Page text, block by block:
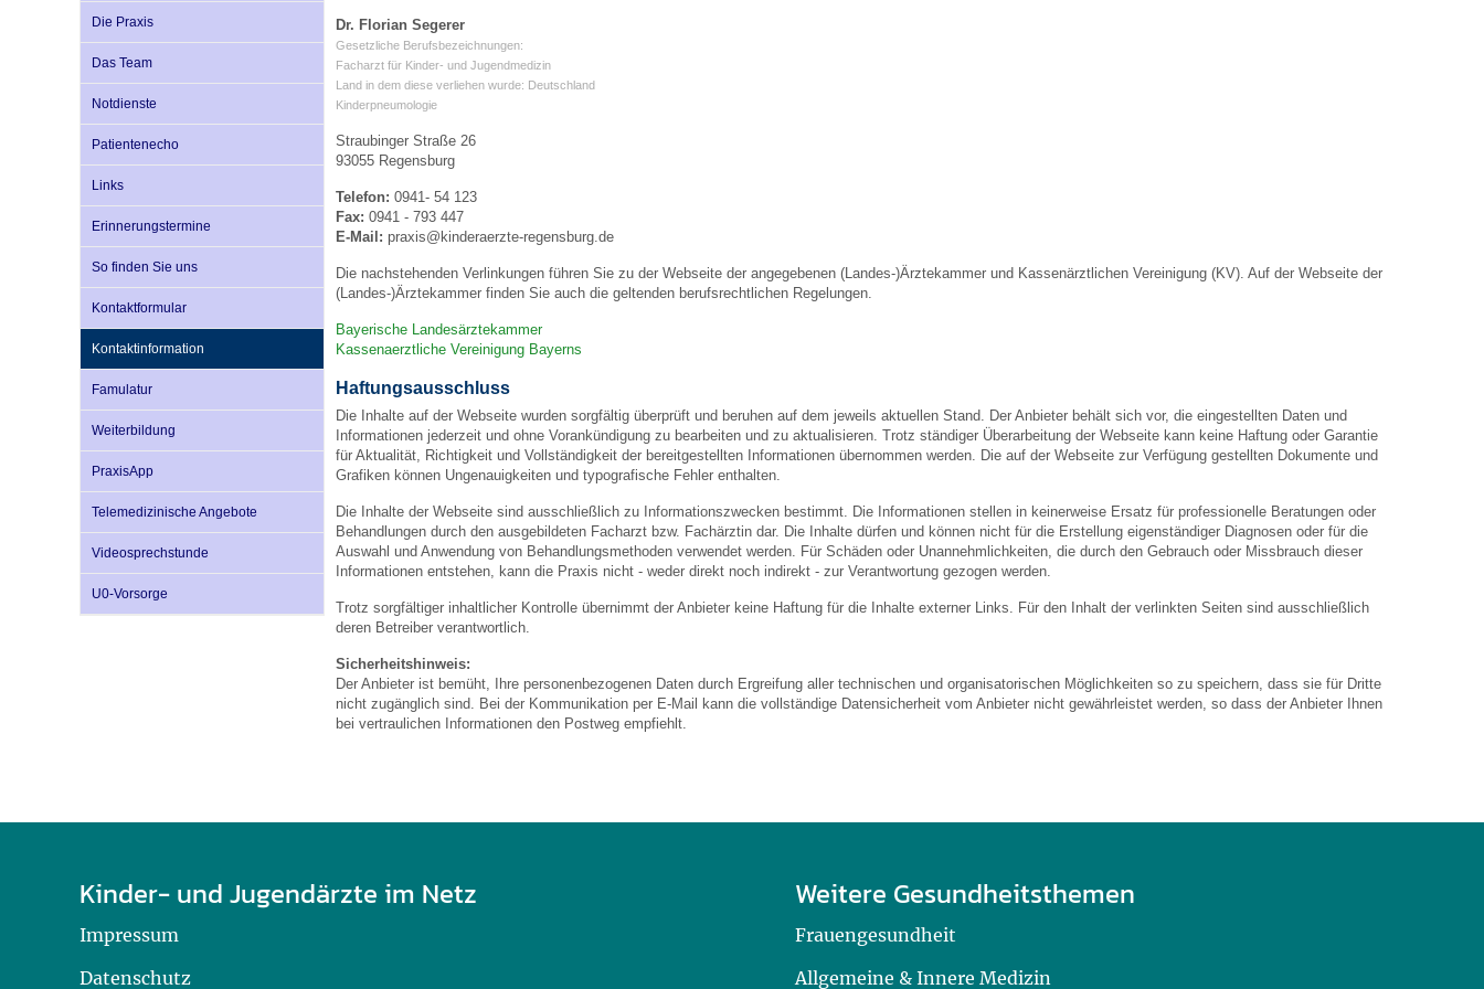
Impfsicherheit
Häufige Fragen
Recht auf Impfung
Vorsorge- und Impferinnerung
Notdienste
Empfehlungen zum Bildschirmmediengebrauch
Hörlexikon
Material zu den Vorsorgen
Entwicklungskalender
Broschüren und Informationsflyer
Familienzeit gesund gestalten
U0-Vorsorge
Die Praxis
Das Team
Notdienste
Patientenecho
Links
Erinnerungstermine
So finden Sie uns
Kontaktformular
Kontaktinformation
Famulatur
Weiterbildung
PraxisApp
Telemedizinische Angebote
Videosprechstunde
U0-Vorsorge
Dr. Florian Segerer
Gesetzliche Berufsbezeichnungen:
Facharzt für Kinder- und Jugendmedizin
Land in dem diese verliehen wurde: Deutschland
Kinderpneumologie
Straubinger Straße 26
93055 Regensburg
Telefon: 0941- 54 123
Fax: 0941 - 793 447
E-Mail: praxis@kinderaerzte-regensburg.de
Die nachstehenden Verlinkungen führen Sie zu der Webseite der angegebenen (Landes-)Ärztekammer und Kassenärztlichen Vereinigung (KV). Auf der Webseite der
(Landes-)Ärztekammer finden Sie auch die geltenden berufsrechtlichen Regelungen.
Bayerische Landesärztekammer
Kassenaerztliche Vereinigung Bayerns
Haftungsausschluss
Die Inhalte auf der Webseite wurden sorgfältig überprüft und beruhen auf dem jeweils aktuellen Stand. Der Anbieter behält sich vor, die eingestellten Daten und
Informationen jederzeit und ohne Vorankündigung zu bearbeiten und zu aktualisieren. Trotz ständiger Überarbeitung der Webseite kann keine Haftung oder Garantie
für Aktualität, Richtigkeit und Vollständigkeit der bereitgestellten Informationen übernommen werden. Die auf der Webseite zur Verfügung gestellten Dokumente und
Grafiken können Ungenauigkeiten und typografische Fehler enthalten.
Die Inhalte der Webseite sind ausschließlich zu Informationszwecken bestimmt. Die Informationen stellen in keinerweise Ersatz für professionelle Beratungen oder
Behandlungen durch den ausgebildeten Facharzt bzw. Fachärztin dar. Die Inhalte dürfen und können nicht für die Erstellung eigenständiger Diagnosen oder für die
Auswahl und Anwendung von Behandlungsmethoden verwendet werden. Für Schäden oder Unannehmlichkeiten, die durch den Gebrauch oder Missbrauch dieser
Informationen entstehen, kann die Praxis nicht - weder direkt noch indirekt - zur Verantwortung gezogen werden.
Trotz sorgfältiger inhaltlicher Kontrolle übernimmt der Anbieter keine Haftung für die Inhalte externer Links. Für den Inhalt der verlinkten Seiten sind ausschließlich
deren Betreiber verantwortlich.
Sicherheitshinweis:
Der Anbieter ist bemüht, Ihre personenbezogenen Daten durch Ergreifung aller technischen und organisatorischen Möglichkeiten so zu speichern, dass sie für Dritte
nicht zugänglich sind. Bei der Kommunikation per E-Mail kann die vollständige Datensicherheit vom Anbieter nicht gewährleistet werden, so dass der Anbieter Ihnen
bei vertraulichen Informationen den Postweg empfiehlt.
Kinder- und Jugendärzte im Netz
Impressum
Datenschutz
Weitere Gesundheitsthemen
Frauengesundheit
Allgemeine & Innere Medizin